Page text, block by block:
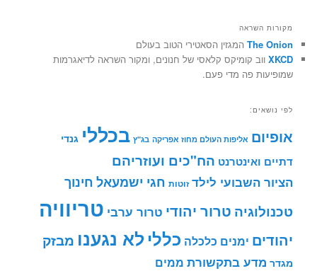
מקורות השראה
The Onion המגזין הסאטירי הטוב בעולם
XKCD ווב קומיקס קלאסי של חנונים, ומקור השראה לדיאגרמות
שמופיעות פה מדי פעם.
לפי נושאים:
אופיום אליפות העולם מחוז אפריקה בג"ץ בכללי גנדי
דתיים ואינטרנט הח"כים ועוזריהם
הציור השבועי לילד זוטות חגי ישמעאל חינוך
טכנולוגיה טרור יהודי טרור ערבי טריוויה
יהודים ימנים כלכלה כללי לא נגענו מבזק
מגדר מדע בתקשורת ממים